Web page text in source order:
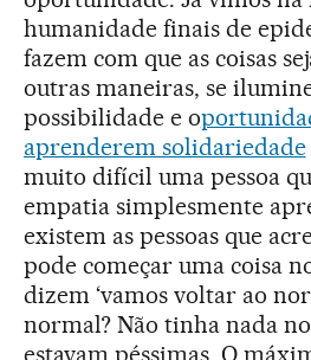
humanidade finais de
fazem com que as coisas
outras maneiras, se
possibilidade e o
aprenderem solidariedade
muito difícil uma pessoa
empatia simplesmente
existem as pessoas que
pode começar uma coisa
dizem ‘vamos voltar ao
normal? Não tinha nada
estavam péssimas. O